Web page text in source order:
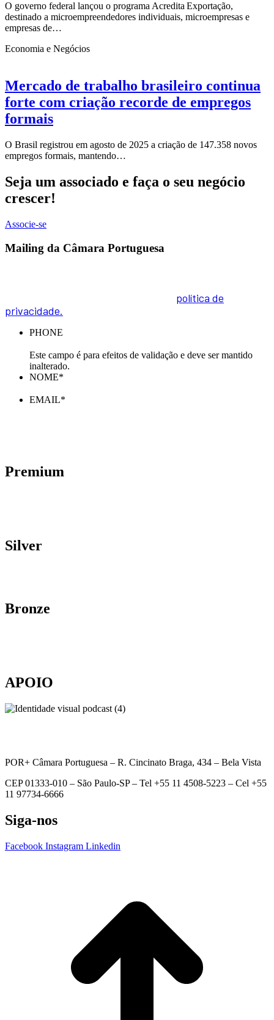
O governo federal lançou o programa Acredita Exportação,
destinado a microempreendedores individuais, microempresas e
empresas de…
Economia e Negócios
Mercado de trabalho brasileiro continua
forte com criação recorde de empregos
formais
O Brasil registrou em agosto de 2025 a criação de 147.358 novos
empregos formais, mantendo…
Seja um associado e faça o seu negócio
crescer!
Associe-se
Mailing da Câmara Portuguesa
política de
privacidade.
PHONE
Este campo é para efeitos de validação e deve ser mantido
inalterado.
NOME*
EMAIL*
Premium
Silver
Bronze
APOIO
POR+ Câmara Portuguesa – R. Cincinato Braga, 434 – Bela Vista
CEP 01333-010 – São Paulo-SP – Tel +55 11 4508-5223 – Cel +55
11 97734-6666
Siga-nos
Facebook Instagram Linkedin